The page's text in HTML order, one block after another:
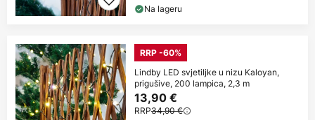
Na lageru
RRP -60%
Lindby LED svjetiljke u nizu Kaloyan,
prigušive, 200 lampica, 2,3 m
13,90 €
RRP34,90 €